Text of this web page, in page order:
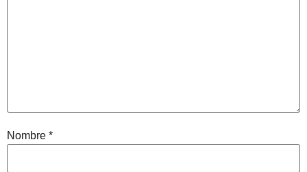
Nombre *